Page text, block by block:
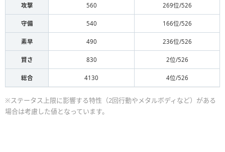
攻撃 560 269位/526
守備 540 166位/526
素早 490 236位/526
賢さ 830 2位/526
総合 4130 4位/526
※ステータス上限に影響する特性（2回行動やメタルボディなど）がある
場合は考慮した値となっています。